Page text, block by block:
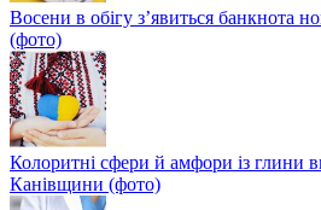
Восени в обігу з’явиться банкнота
(фото)
Колоритні сфери й амфори із глини
Канівщини (фото)